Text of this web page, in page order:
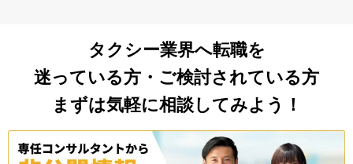
タクシー業界へ転職を
迷っている方・ご検討されている方
まずは気軽に相談してみよう！